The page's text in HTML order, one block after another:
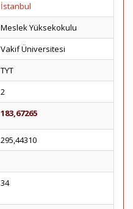
İstanbul
Meslek Yüksekokulu
Vakıf Üniversitesi
TYT
2
183,67265
295,44310
34